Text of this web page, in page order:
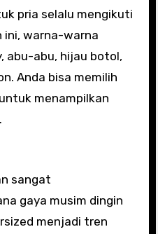
pria selalu mengikuti
ini, warna-warna
abu-abu, hijau botol,
Anda bisa memilih
menampilkan
sangat
gaya musim dingin
menjadi tren